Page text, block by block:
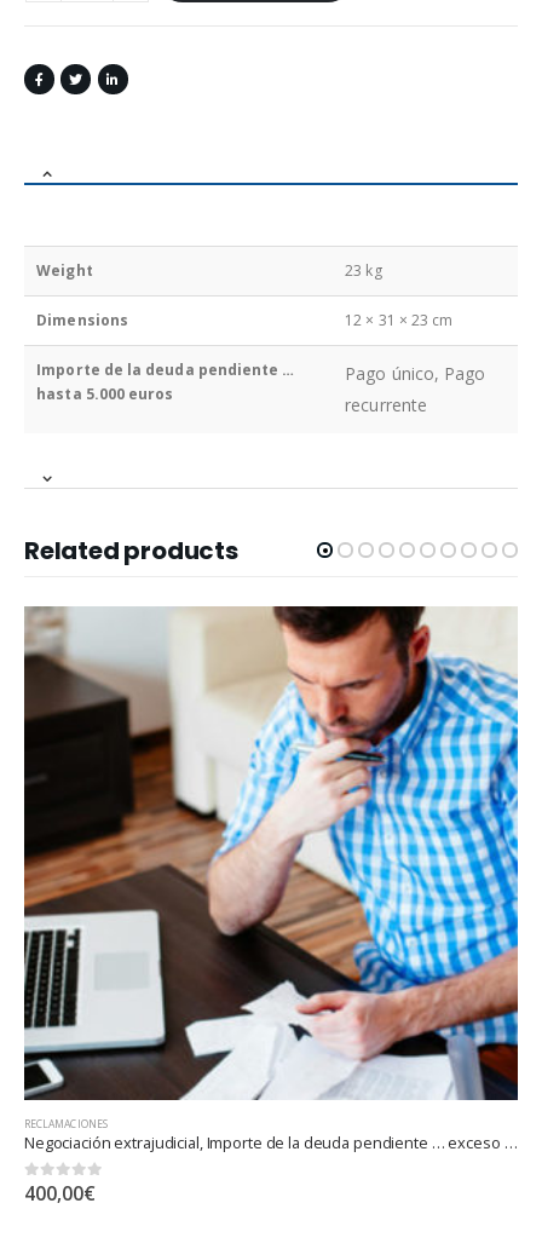
Weight 23 kg
Dimensions 12 × 31 × 23 cm
Importe de la deuda pendiente …
hasta 5.000 euros
Pago único, Pago
recurrente
Related products
RECLAMACIONES
Demanda judicial, Importe de la deuda pendiente … exceso hasta 4.000.000 euros
0out of 5
400,00€